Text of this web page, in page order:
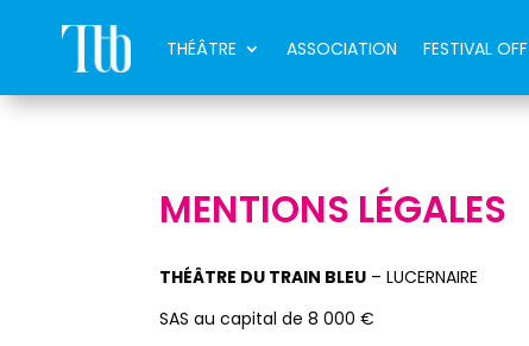
THÉÂTRE ASSOCIATION FESTIVAL OFF
MENTIONS LÉGALES
THÉÂTRE DU TRAIN BLEU – LUCERNAIRE
SAS au capital de 8 000 €